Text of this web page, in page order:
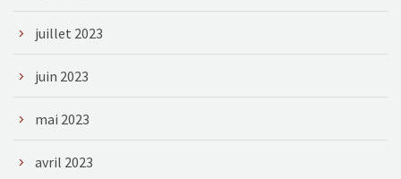
juillet 2023
juin 2023
mai 2023
avril 2023